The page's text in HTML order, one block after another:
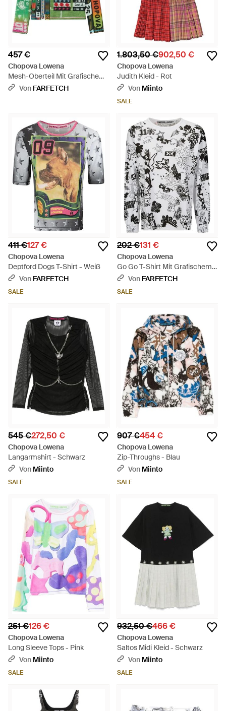
457 €
Chopova Lowena
Mesh-Oberteil Mit Grafischem
Print - Grün
Von FARFETCH
1.803,50 €902,50 €
Chopova Lowena
Judith Kleid - Rot
Von Miinto
SALE
411 €127 €
Chopova Lowena
Deptford Dogs T-Shirt - Weiß
Von FARFETCH
SALE
202 €131 €
Chopova Lowena
Go Go T-Shirt Mit Grafischem
Print - Weiß
Von FARFETCH
SALE
545 €272,50 €
Chopova Lowena
Langarmshirt - Schwarz
Von Miinto
SALE
907 €454 €
Chopova Lowena
Zip-Throughs - Blau
Von Miinto
SALE
251 €126 €
Chopova Lowena
Long Sleeve Tops - Pink
Von Miinto
SALE
932,50 €466 €
Chopova Lowena
Saltos Midi Kleid - Schwarz
Von Miinto
SALE